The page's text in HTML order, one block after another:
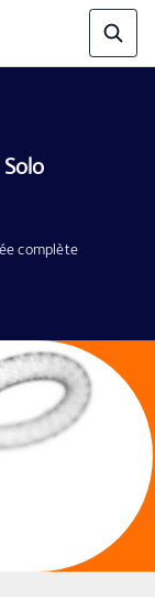
complète